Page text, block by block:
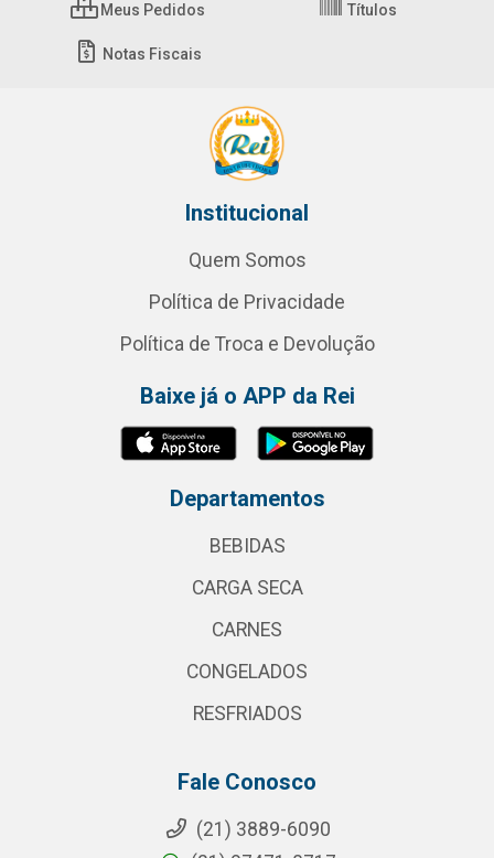
Meus Pedidos Títulos
Notas Fiscais
Institucional
Quem Somos
Política de Privacidade
Política de Troca e Devolução
Baixe já o APP da Rei
Departamentos
BEBIDAS
CARGA SECA
CARNES
CONGELADOS
RESFRIADOS
Fale Conosco
(21) 3889-6090